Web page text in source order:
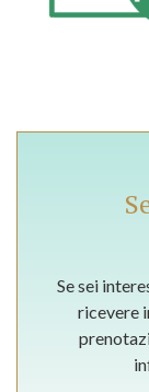
Se sei
ricevere